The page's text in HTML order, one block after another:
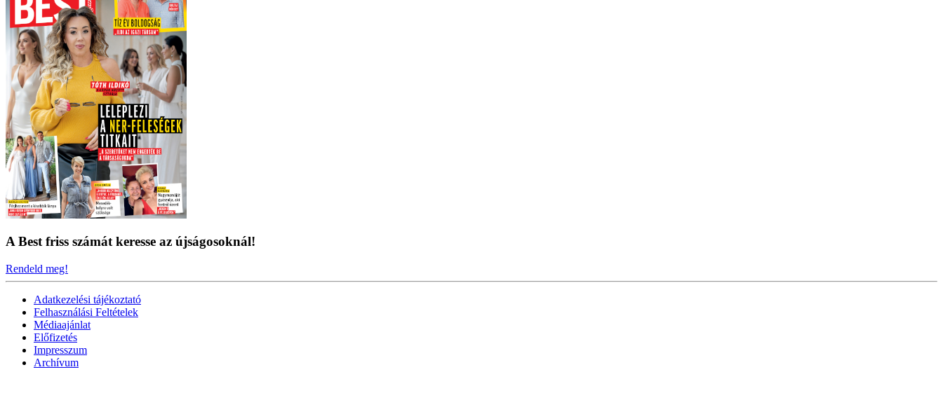
A Best friss számát keresse az újságosoknál!
Rendeld meg!
Adatkezelési tájékoztató
Felhasználási Feltételek
Médiaajánlat
Előfizetés
Impresszum
Archívum